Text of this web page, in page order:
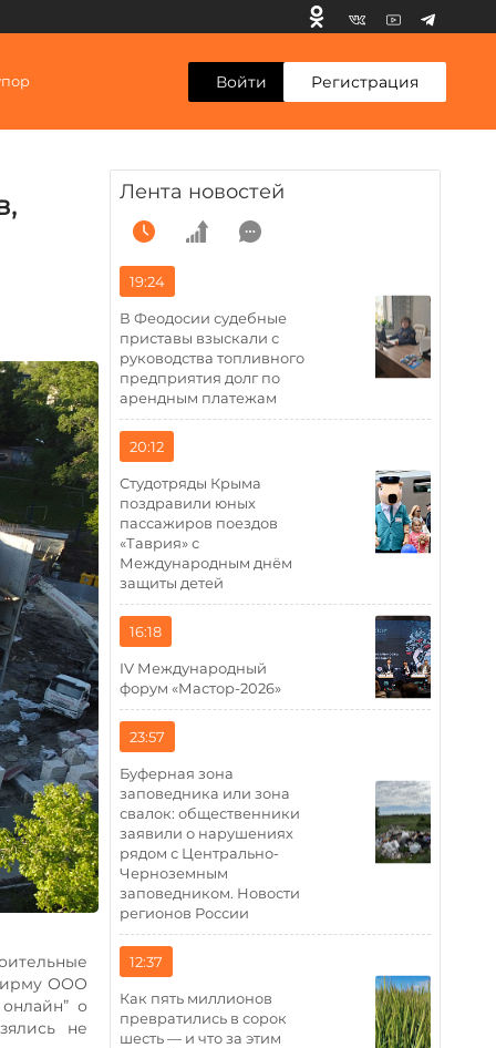
Войти Регистрация
ООО
о
не
Лента новостей
19:24
В Феодосии судебные
приставы взыскали с
руководства топливного
предприятия долг по
арендным платежам
20:12
Студотряды Крыма
поздравили юных
пассажиров поездов
«Таврия» с
Международным днём
защиты детей
16:18
IV Международный
форум «Мастор-2026»
23:57
Буферная зона
заповедника или зона
свалок: общественники
заявили о нарушениях
рядом с Центрально-
Черноземным
заповедником. Новости
регионов России
12:37
Как пять миллионов
превратились в сорок
шесть — и что за этим